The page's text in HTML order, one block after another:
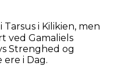
i Kilikien, men
ved Gamaliels
Strenghed og
i Dag.